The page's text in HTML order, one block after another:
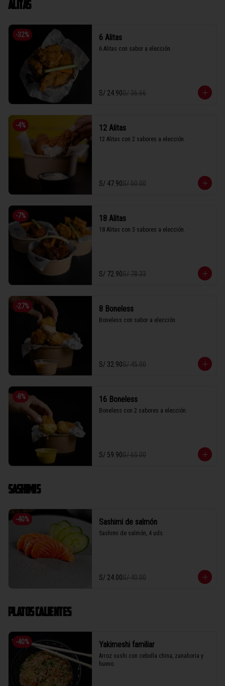
ALITAS
-32% 6 Alitas
6 Alitas con sabor a elección.
S/ 24.90S/ 36.66
-4% 12 Alitas
12 Alitas con 2 sabores a elección.
S/ 47.90S/ 50.00
-7% 18 Alitas
18 Alitas con 3 sabores a elección.
S/ 72.90S/ 78.33
-27% 8 Boneless
Boneless con sabor a elección.
S/ 32.90S/ 45.00
-8% 16 Boneless
Boneless con 2 sabores a elección.
S/ 59.90S/ 65.00
SASHIMIS
-40% Sashimi de salmón
Sashimi de salmón, 4 uds.
S/ 24.00S/ 40.00
PLATOS CALIENTES
-40% Yakimeshi familiar
Arroz sushi con cebolla china, zanahoria y
huevo.